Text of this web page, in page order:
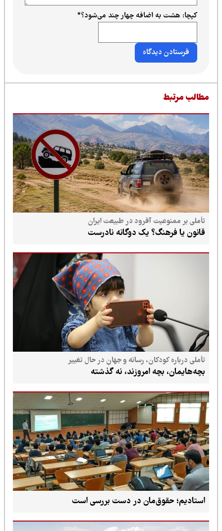
کپچا: هشت به اضافه چهار چند می‌شود؟*
مرتبط
تأملی بر ممنوعیت آفرود در طبیعت ایران
قانون یا فرهنگ؟ یک دوگانه نادرست
تأملی درباره کودکان، رسانه و جهانِ در حال تغییر
بچه‌هایمان، بچه امروزند، نه گذشته
استادیم؛ حقوق‌مان در دست بررسی است